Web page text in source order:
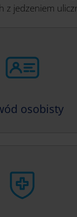
z jedzeniem
osobisty